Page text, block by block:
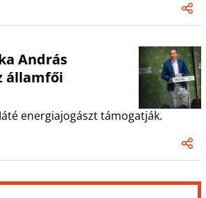
András
államfői
energiajogászt támogatják.